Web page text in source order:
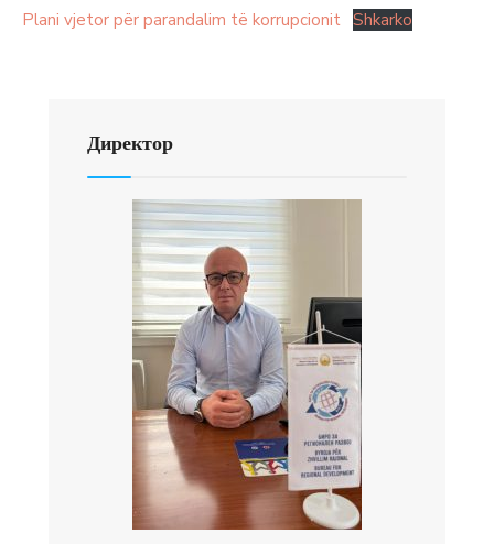
Plani vjetor për parandalim të korrupcionit Shkarko
Директор